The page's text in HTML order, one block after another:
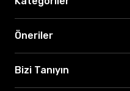
Öneriler
Bizi Tanıyın